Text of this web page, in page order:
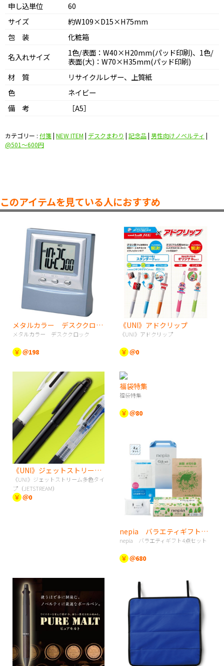
申し込単位
60
サイズ
約W109×D15×H75mm
包 装
化粧箱
名入れサイズ
1色/表面：W40×H20mm(パッド印刷)、1色/
表面(大)：W70×H35mm(パッド印刷)
材 質
リサイクルレザー、上質紙
色
ネイビー
備 考
［A5］
カテゴリー : 付箋| NEW ITEM | デスクまわり | 記念品| 男性向けノベルティ |
@501〜600円
このアイテムを見ている人におすすめ
メタルカラー デスククロック
メタルカラー デスククロック
￥ ＠198
《UNI》アドクリップ
《UNI》アドクリップ
￥ ＠0
《UNI》ジェットストリーム多色タイプ（JETSTREAM）
《UNI》ジェットストリーム多色タイ
プ（JETSTREAM）
￥ ＠0
福袋特集
福袋特集
￥ ＠80
nepia バラエティギフト4点セット
nepia バラエティギフト4点セット
￥ ＠680